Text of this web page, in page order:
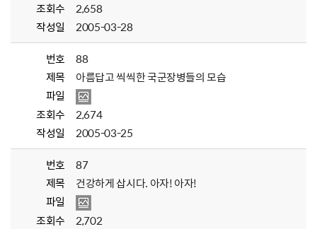
조회수
2,658
작성일
2005-03-28
번호
88
제목
아름답고 씩씩한 국군장병들의 모습
파일
조회수
2,674
작성일
2005-03-25
번호
87
제목
건강하게 삽시다. 아자! 아자!
파일
조회수
2,702